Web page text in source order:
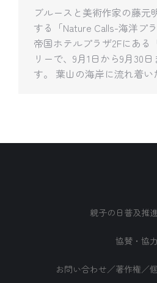
ブルースと美術作家の藤元
する「Nature Calls-海洋プ
帝国ホテルプラザ2Fにある
リーで、9月1日から9月30
す。 葉山の海岸に流れ着
親子の日普及推
協賛・協力
お問い合わせ／著作権／